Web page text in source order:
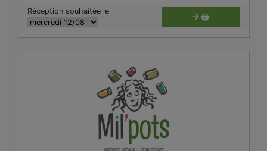
Réception souhaitée le